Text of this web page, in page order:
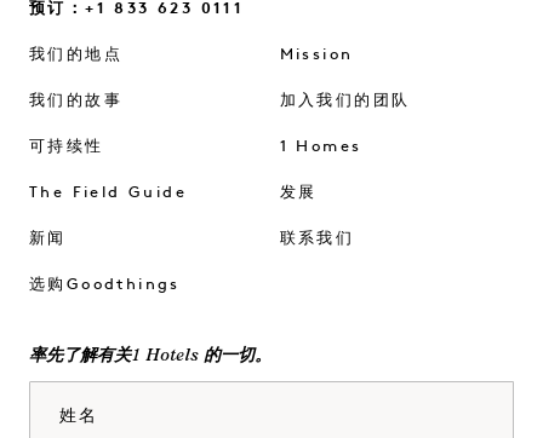
预订：+1 833 623 0111
我们的地点
我们的故事
可持续性
The Field Guide
新闻
选购Goodthings
Mission
加入我们的团队
1 Homes
发展
联系我们
率先了解有关1 Hotels 的一切。